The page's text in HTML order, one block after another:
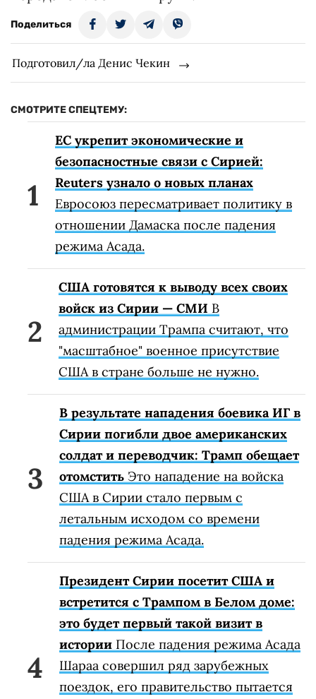
Поделиться
Подготовил/ла Денис Чекин
СМОТРИТЕ СПЕЦТЕМУ:
ЕС укрепит экономические и
безопасностные связи с Сирией:
Reuters узнало о новых планах
Евросоюз пересматривает политику в
отношении Дамаска после падения
режима Асада.
США готовятся к выводу всех своих
войск из Сирии — СМИ В
администрации Трампа считают, что
"масштабное" военное присутствие
США в стране больше не нужно.
В результате нападения боевика ИГ в
Сирии погибли двое американских
солдат и переводчик: Трамп обещает
отомстить Это нападение на войска
США в Сирии стало первым с
летальным исходом со времени
падения режима Асада.
Президент Сирии посетит США и
встретится с Трампом в Белом доме:
это будет первый такой визит в
истории После падения режима Асада
Шараа совершил ряд зарубежных
поездок, его правительство пытается